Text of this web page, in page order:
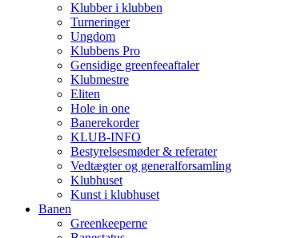
Klubber i klubben
Turneringer
Ungdom
Klubbens Pro
Gensidige greenfeeaftaler
Klubmestre
Eliten
Hole in one
Banerekorder
KLUB-INFO
Bestyrelsesmøder & referater
Vedtægter og generalforsamling
Klubhuset
Kunst i klubhuset
Banen
Greenkeeperne